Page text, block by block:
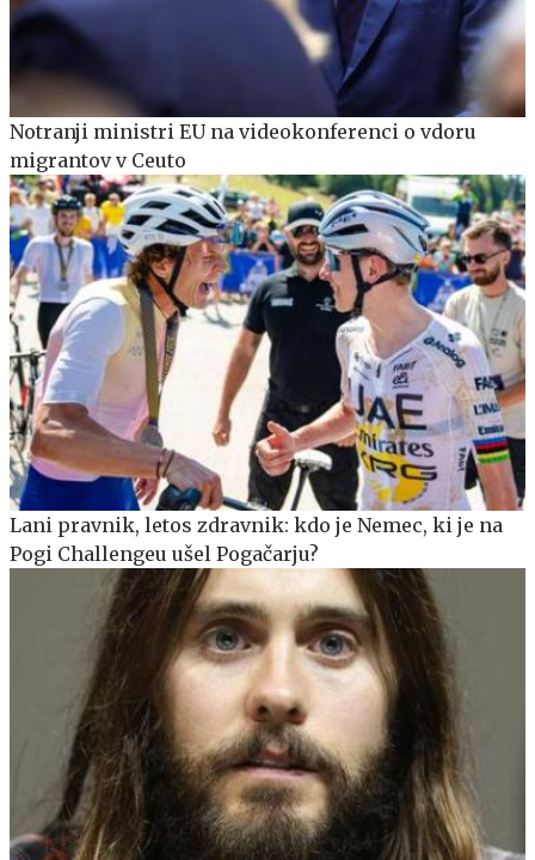
Notranji ministri EU na videokonferenci o vdoru
migrantov v Ceuto
Lani pravnik, letos zdravnik: kdo je Nemec, ki je na
Pogi Challengeu ušel Pogačarju?